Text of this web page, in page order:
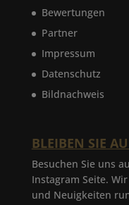
Bewertungen
Partner
Impressum
Datenschutz
Bildnachweis
BLEIBEN SIE
Besuchen Sie uns
Instagram Seite.
und Neuigkeiten